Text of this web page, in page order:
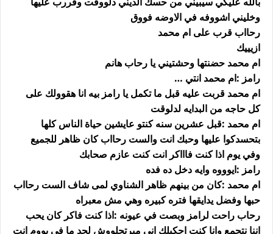
وخليني اشووفه في الاوضه فووق
رحااب قرب على ام محمد
ازيييك
ام محمد حضنتها وحشتيني يا رحاب هانم
رامز :ام محمد انتي …
ام محمد قربت عليه قبل ما تكمل يا رامز بيه انا هقوولك على
كل حاجه من البدايه لدلوقت
ام محمد :قبل عشرين سنه كنتو عايشين حياة الناس كلها
بتحسدكوا عليها وحبك انت والست رحااب كان ظاهر للجميع
وفي يوم اذا كنت فاااكر انت كنت عازم صحابك
رامز :ايوووه وايه دخل ده فده
ام محمد :كان من بينهم ظاهر الشناوي لمى شاف الست رحااب
حبها وفضل يدايقها فتره كبيره وهي مش معبراه
رحاب راحت لرامز وبصت في عيونه :اذا كنت فاكر كان يحب
اننا نتجمع وانا كنت احكيلك اني مبرتحلووش لحد ما في يووم انت